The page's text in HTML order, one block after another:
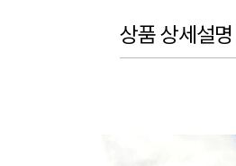
상품 상세설명